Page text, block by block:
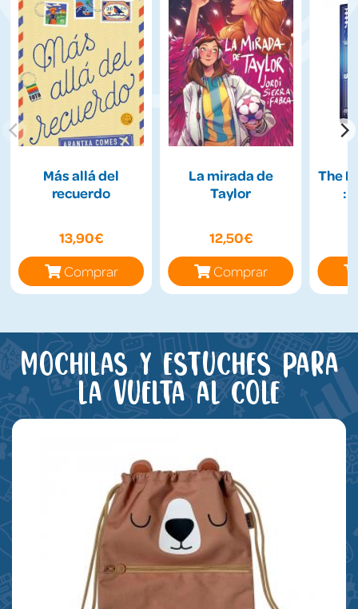
Más allá del
recuerdo
13,90€
Comprar
La mirada de
Taylor
12,50€
Comprar
The
:
Mochilas y estuches para
la vuelta al cole